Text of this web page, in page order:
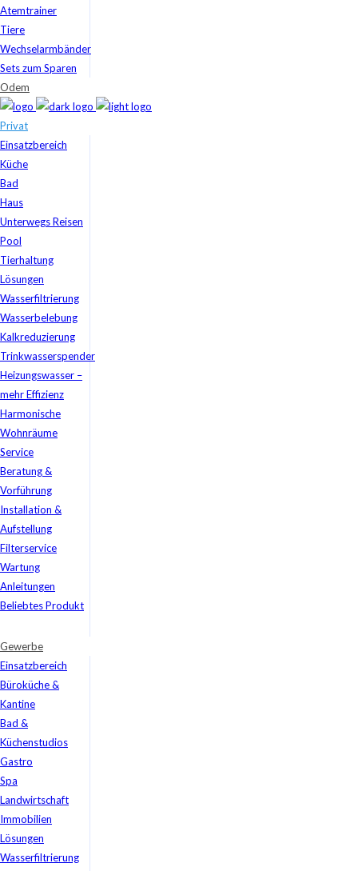
Atemtrainer
Tiere
Wechselarmbänder
Sets zum Sparen
Odem
Privat
Einsatzbereich
Küche
Bad
Haus
Unterwegs Reisen
Pool
Tierhaltung
Lösungen
Wasserfiltrierung
Wasserbelebung
Kalkreduzierung
Trinkwasserspender
Heizungswasser –
mehr Effizienz
Harmonische
Wohnräume
Service
Beratung &
Vorführung
Installation &
Aufstellung
Filterservice
Wartung
Anleitungen
Beliebtes Produkt
Gewerbe
Einsatzbereich
Büroküche &
Kantine
Bad &
Küchenstudios
Gastro
Spa
Landwirtschaft
Immobilien
Lösungen
Wasserfiltrierung